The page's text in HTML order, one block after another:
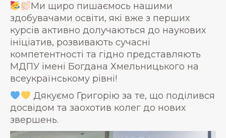
Ми щиро пишаємось нашими
здобувачами освіти, які вже з перших
курсів активно долучаються до наукових
ініціатив, розвивають сучасні
компетентності та гідно представляють
МДПУ імені Богдана Хмельницького на
всеукраїнському рівні!
Дякуємо Григорію за те, що поділився
досвідом та заохотив колег до нових
звершень.